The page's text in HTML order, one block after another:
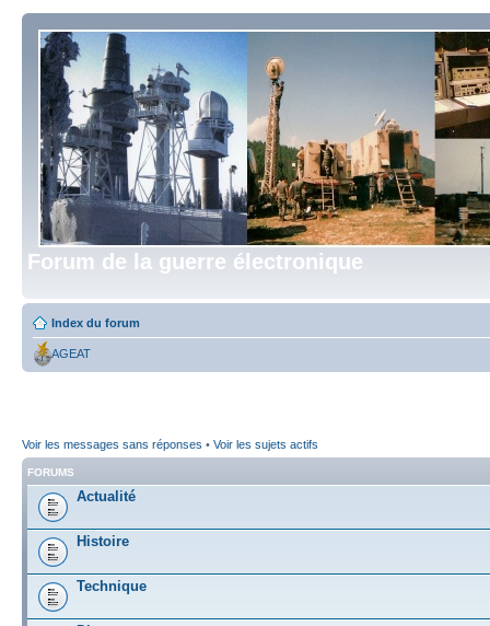
Forum de la guerre électronique
Index du forum
AGEAT
Voir les messages sans réponses • Voir les sujets actifs
FORUMS
Actualité
Histoire
Technique